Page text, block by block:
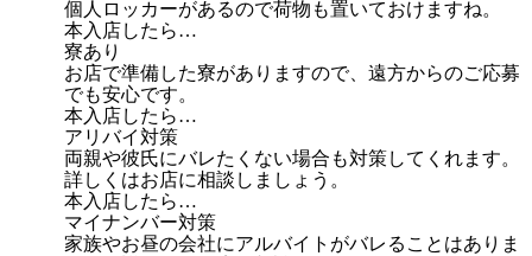
個人ロッカーがあるので荷物も置いておけますね。
本入店したら…
寮あり
お店で準備した寮がありますので、遠方からのご応募
でも安心です。
本入店したら…
アリバイ対策
両親や彼氏にバレたくない場合も対策してくれます。
詳しくはお店に相談しましょう。
本入店したら…
マイナンバー対策
家族やお昼の会社にアルバイトがバレることはありま